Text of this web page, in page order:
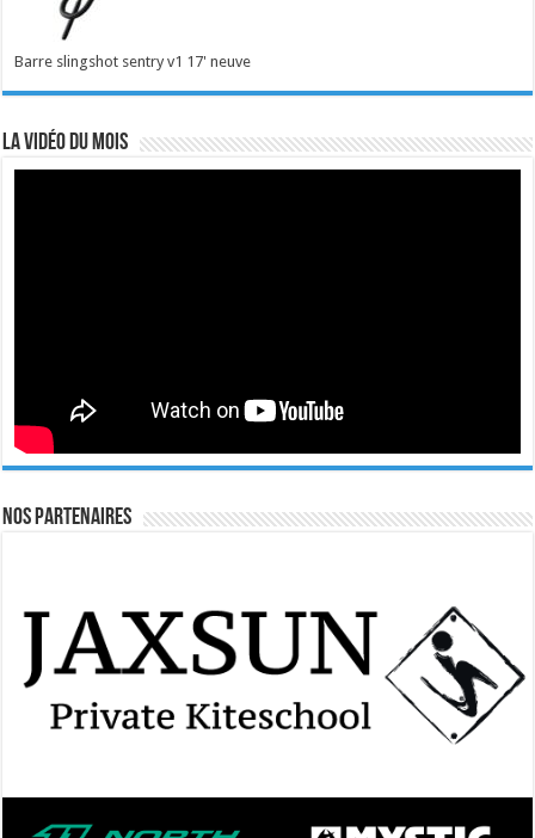
Barre slingshot sentry v1 17' neuve
La vidéo du mois
Nos Partenaires